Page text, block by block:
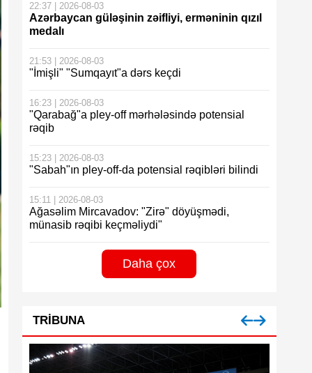
22:37 | 2026-08-03
Azərbaycan güləşinin zəifliyi, erməninin qızıl
medalı
21:53 | 2026-08-03
"İmişli" "Sumqayıt"a dərs keçdi
16:23 | 2026-08-03
"Qarabağ"a pley-off mərhələsində potensial
rəqib
15:23 | 2026-08-03
"Sabah"ın pley-off-da potensial rəqibləri bilindi
15:11 | 2026-08-03
Ağasəlim Mircavadov: "Zirə" döyüşmədi,
münasib rəqibi keçməliydi"
Daha çox
TRIBUNA